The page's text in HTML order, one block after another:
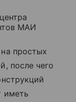
МАИ
простых
после чего
иметь